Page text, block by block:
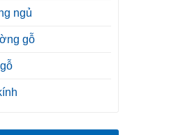
ngủ
gỗ